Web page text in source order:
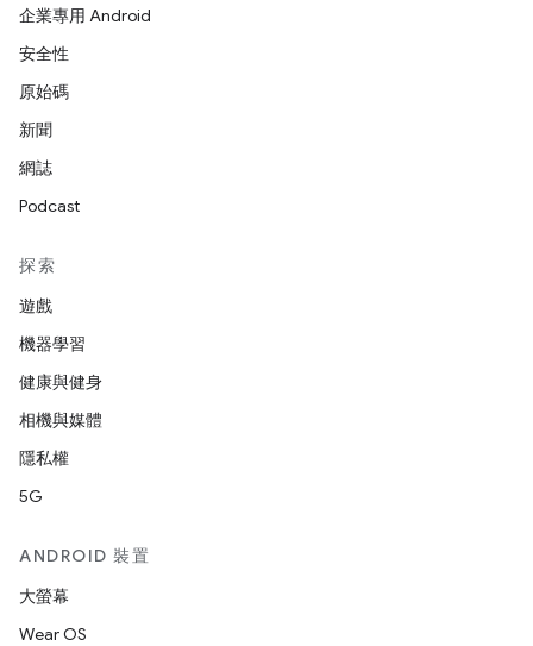
企業專用 Android
安全性
原始碼
新聞
網誌
Podcast
探索
遊戲
機器學習
健康與健身
相機與媒體
隱私權
5G
ANDROID 裝置
大螢幕
Wear OS